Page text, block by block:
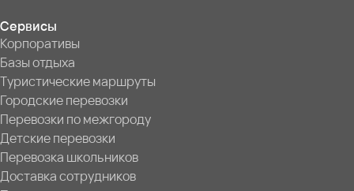
Сервисы
Корпоративы
Базы отдыха
Туристические маршруты
Городские перевозки
Перевозки по межгороду
Детские перевозки
Перевозка школьников
Доставка сотрудников